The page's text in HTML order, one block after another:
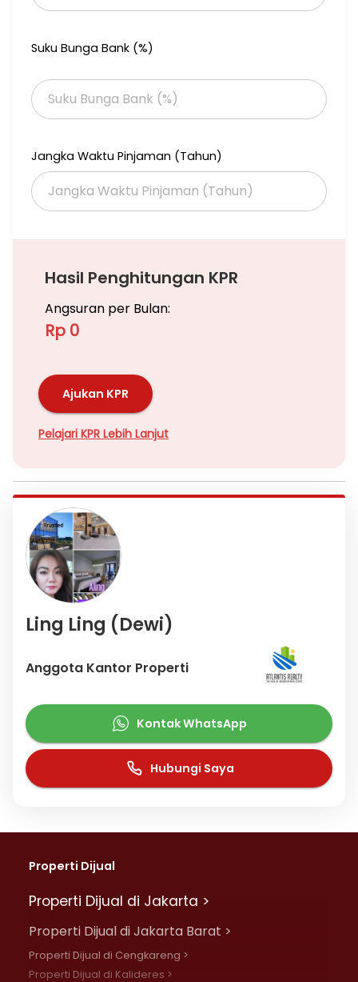
Suku Bunga Bank (%)
Jangka Waktu Pinjaman (Tahun)
Hasil Penghitungan KPR
Angsuran per Bulan:
Rp 0
Ajukan KPR
Pelajari KPR Lebih Lanjut
Ling Ling (Dewi)
Anggota Kantor Properti
Kontak WhatsApp
Hubungi Saya
Properti Dijual
Properti Dijual di Jakarta >
Properti Dijual di Jakarta Barat >
Properti Dijual di Cengkareng >
Properti Dijual di Kalideres >